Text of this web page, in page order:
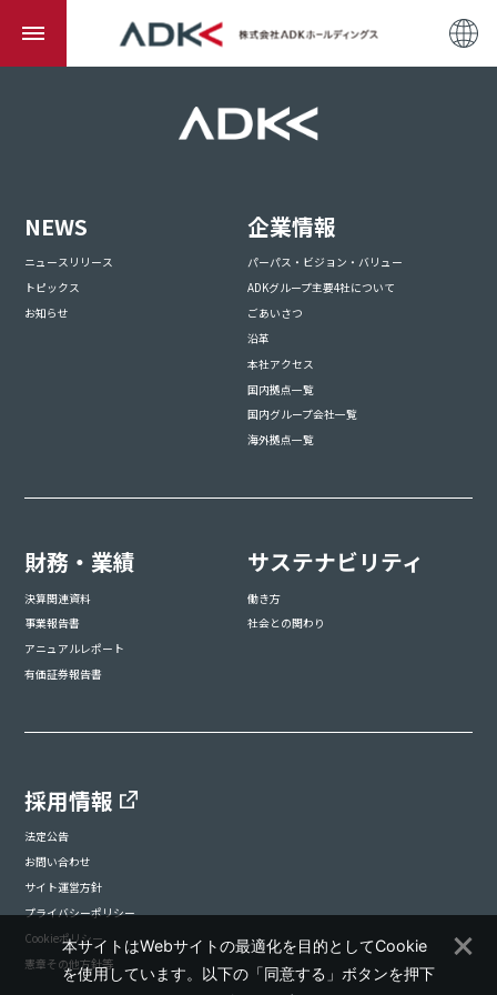
NEWS
ニュースリリース
トピックス
お知らせ
企業情報
パーパス・ビジョン・バリュー
ADKグループ主要4社について
ごあいさつ
沿革
本社アクセス
国内拠点一覧
国内グループ会社一覧
海外拠点一覧
財務・業績
決算関連資料
事業報告書
アニュアルレポート
有価証券報告書
サステナビリティ
働き方
社会との関わり
採用情報
法定公告
お問い合わせ
サイト運営方針
プライバシーポリシー
Cookieポリシー
憲章その他方針等
本サイトはWebサイトの最適化を目的としてCookie
を使用しています。以下の「同意する」ボタンを押下